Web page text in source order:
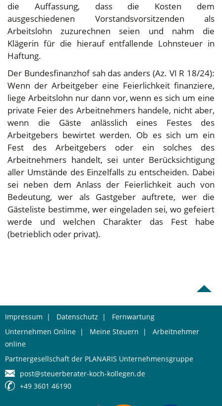
die Auffassung, dass die Kosten dem
ausgeschiedenen Vorstandsvorsitzenden als
Arbeitslohn zuzurechnen seien und nahm die
Klägerin für die hierauf entfallende Lohnsteuer in
Haftung.
Der Bundesfinanzhof sah das anders (Az. VI R 18/24):
Wenn der Arbeitgeber eine Feierlichkeit finanziere,
liege Arbeitslohn nur dann vor, wenn es sich um eine
private Feier des Arbeitnehmers handele, nicht aber,
wenn die Gäste anlässlich eines Festes des
Arbeitgebers bewirtet werden. Ob es sich um ein
Fest des Arbeitgebers oder ein solches des
Arbeitnehmers handelt, sei unter Berücksichtigung
aller Umstände des Einzelfalls zu entscheiden. Dabei
sei neben dem Anlass der Feierlichkeit auch von
Bedeutung, wer als Gastgeber auftrete, wer die
Gästeliste bestimme, wer eingeladen sei, wo gefeiert
werde und welchen Charakter das Fest habe
(betrieblich oder privat).
Impressum | Datenschutz | Fernwartung
Unternehmen Online | Meine Steuern | Arbeitnehmer
online
Partnergesellschaft der PLANARIS Unternehmensgruppe
post@steuerberater-koch-kollegen.de
+49 3601 46190